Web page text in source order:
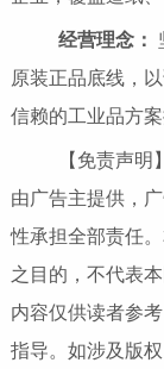
经营理念：
原装正品底线，
信赖的工业品方案
【免责声明】
由广告主提供，
性承担全部责任
之目的，不代表
内容仅供读者参
指导。如涉及版